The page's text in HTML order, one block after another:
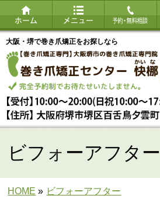
大阪・堺で巻き爪矯正をお探しなら
ビフォーアフター
HOME » ビフォーアフター